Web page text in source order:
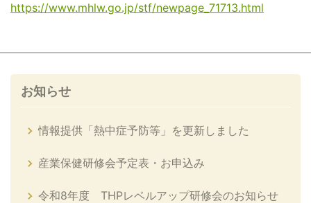
https://www.mhlw.go.jp/stf/newpage_71713.html
お知らせ
情報提供「熱中症予防等」を更新しました
産業保健研修会予定表・お申込み
令和8年度 THPレベルアップ研修会のお知らせ